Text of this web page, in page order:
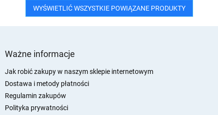
WYŚWIETLIĆ WSZYSTKIE POWIĄZANE PRODUKTY
Ważne informacje
Jak robić zakupy w naszym sklepie internetowym
Dostawa i metody płatności
Regulamin zakupów
Polityka prywatności